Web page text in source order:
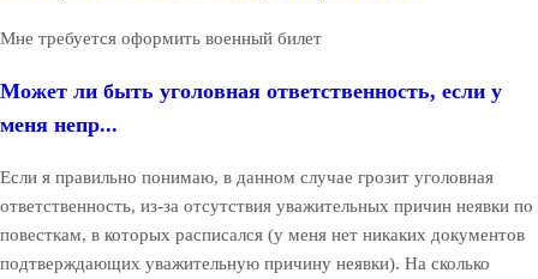
Мне требуется оформить военный билет
Может ли быть уголовная ответственность, если у
меня непр...
Если я правильно понимаю, в данном случае грозит уголовная
ответственность, из-за отсутствия уважительных причин неявки по
повесткам, в которых расписался (у меня нет никаких документов
подтверждающих уважительную причину неявки). На сколько